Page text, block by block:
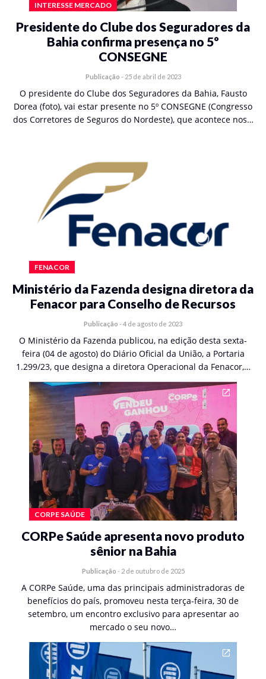
INTERESSE MERCADO
Presidente do Clube dos Seguradores da
Bahia confirma presença no 5º
CONSEGNE
Publicação - 25 de abril de 2023
O presidente do Clube dos Seguradores da Bahia, Fausto
Dorea (foto), vai estar presente no 5º CONSEGNE (Congresso
dos Corretores de Seguros do Nordeste), que acontece nos…
FENACOR
Ministério da Fazenda designa diretora da
Fenacor para Conselho de Recursos
Publicação - 4 de agosto de 2023
O Ministério da Fazenda publicou, na edição desta sexta-
feira (04 de agosto) do Diário Oficial da União, a Portaria
1.299/23, que designa a diretora Operacional da Fenacor,…
CORPE SAÚDE
CORPe Saúde apresenta novo produto
sênior na Bahia
Publicação - 2 de outubro de 2025
A CORPe Saúde, uma das principais administradoras de
benefícios do país, promoveu nesta terça-feira, 30 de
setembro, um encontro exclusivo para apresentar ao
mercado o seu novo…